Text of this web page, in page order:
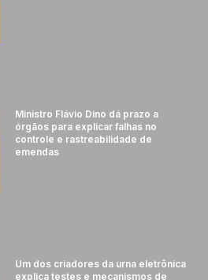
Ministro Flávio Dino dá prazo a
órgãos para explicar falhas no
controle e rastreabilidade de
emendas
Um dos criadores da urna eletrônica
explica testes e mecanismos de